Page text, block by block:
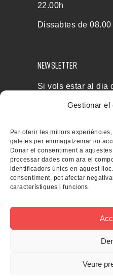
Gestionar el
Per oferir les millors
galetes per emmagatzemar i/o
Donar el consentiment a
processar dades com ara el
identificadors únics en aquest
consentiment, pot afectar
característiques i funcions.
Veure
22.00h
Dissabtes de 08.00
NEWSLETTER
Si vols estar al dia
i rebre les nostres